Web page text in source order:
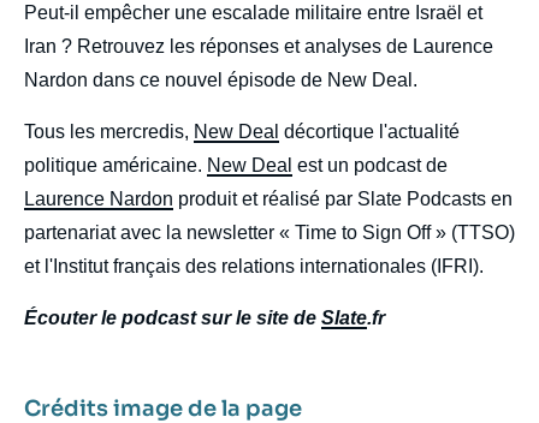
Peut-il empêcher une escalade militaire entre Israël et
Iran ? Retrouvez les réponses et analyses de Laurence
Nardon dans ce nouvel épisode de New Deal.
Tous les mercredis, New Deal décortique l'actualité
politique américaine. New Deal est un podcast de
Laurence Nardon produit et réalisé par Slate Podcasts en
partenariat avec la newsletter « Time to Sign Off » (TTSO)
et l'Institut français des relations internationales (IFRI).
Écouter le podcast sur le site de Slate.fr
Crédits image de la page